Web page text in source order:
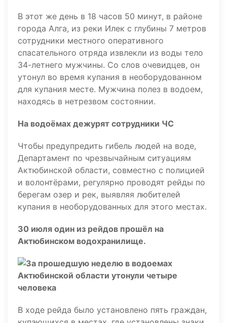
В этот же день в 18 часов 50 минут, в районе
города Алга, из реки Илек с глубины 7 метров
сотрудники местного оперативного
спасательного отряда извлекли из воды тело
34-летнего мужчины. Со слов очевидцев, он
утонул во время купания в необорудованном
для купания месте. Мужчина полез в водоем,
находясь в нетрезвом состоянии.
На водоёмах дежурят сотрудники ЧС
Чтобы предупредить гибель людей на воде,
Департамент по чрезвычайным ситуациям
Актюбинской области, совместно с полицией
и волонтёрами, регулярно проводят рейды по
берегам озер и рек, выявляя любителей
купания в необорудованных для этого местах.
30 июля один из рейдов прошёл на
Актюбинском водохранилище.
В ходе рейда было установлено пять граждан,